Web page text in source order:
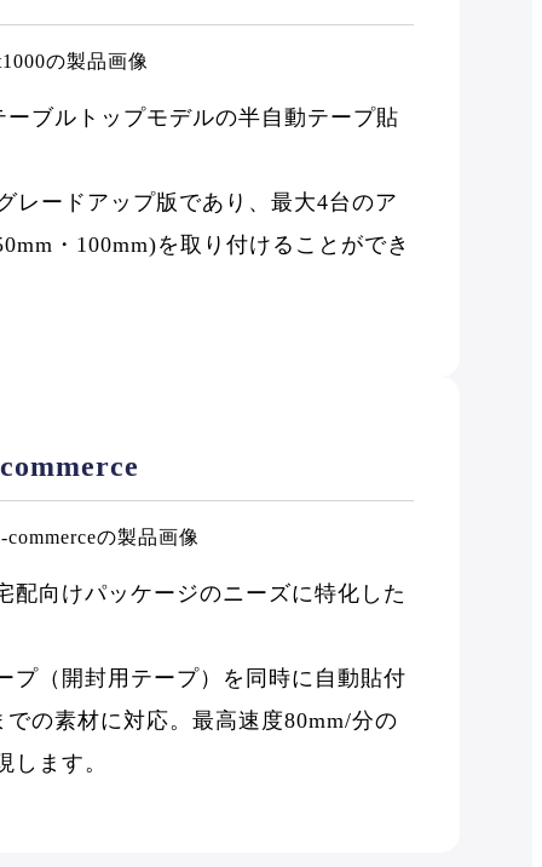
ーブルトップモデルの半自動テープ貼
レードアップ版であり、最大4台のア
・100mm)を取り付けることができ
配向けパッケージのニーズに特化した
プ（開封用テープ）を同時に自動貼付
での素材に対応。最高速度80mm/分の
します。